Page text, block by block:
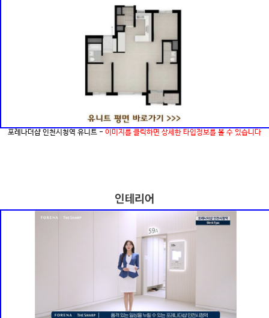
포레나더샵 인천시청역 유니트 - 이미지를 클릭하면 상세한 타입정보를 볼 수 있습니다